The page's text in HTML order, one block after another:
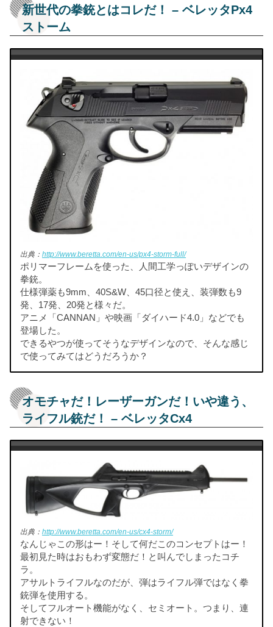
新世代の拳銃とはコレだ！ – ベレッタPx4
ストーム
出典： http://www.beretta.com/en-us/px4-storm-full/
ポリマーフレームを使った、人間工学っぽいデザインの
拳銃。
仕様弾薬も9mm、40S&W、45口径と使え、装弾数も9
発、17発、20発と様々だ。
アニメ「CANNAN」や映画「ダイハード4.0」などでも
登場した。
できるやつが使ってそうなデザインなので、そんな感じ
で使ってみてはどうだろうか？
オモチャだ！レーザーガンだ！いや違う、
ライフル銃だ！ – ベレッタCx4
出典： http://www.beretta.com/en-us/cx4-storm/
なんじゃこの形はー！そして何だこのコンセプトはー！
最初見た時はおもわず変態だ！と叫んでしまったコチ
ラ。
アサルトライフルなのだが、弾はライフル弾ではなく拳
銃弾を使用する。
そしてフルオート機能がなく、セミオート。つまり、連
射できない！